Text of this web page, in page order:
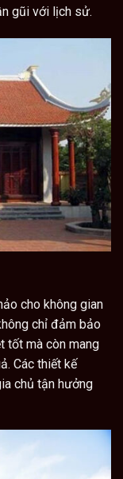
gũi với lịch sử.
cho không gian
chỉ đảm bảo
tốt mà còn mang
Các thiết kế
chủ tận hưởng